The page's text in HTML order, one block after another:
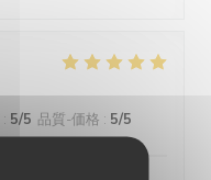
: 5/5 品質-価格 : 5/5